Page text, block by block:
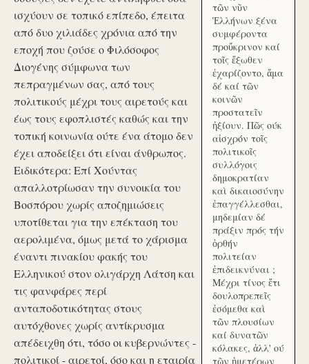
ισχύουν σε τοπικό επίπεδο, έπειτα
από δυο χιλιάδες χρόνια από την
εποχή που ζούσε ο Φιλόσοφος
Διογένης σύμφωνα των
πεπραγμένων σας, από τους
πολιτικούς μέχρι τους αιρετούς και
έως τους εφοπλιστές καθώς και την
τοπική κοινωνία ούτε ένα άτομο δεν
έχει αποδείξει ότι είναι άνθρωπος.
Ειδικότερα: Επί Χούντας
απαλλοτρίωσαν την συνοικία του
Βοσπόρου χωρίς αποζημιώσεις
υποτίθεται για την επέκταση του
αερολιμένα, όμως μετά το χάρισμα
έναντι πινακίου φακής του
Ελληνικού στον ολιγάρχη Λάτση και
τις φανφάρες περί
ανταποδοτικότητας στους
αυτόχθονες χωρίς αντίκρυσμα
απέδειχθη ότι, τόσο οι κυβερνώντες -
πολιτικοί - αιρετοί, όσο και η εταιρία
τῶν νῦν
Ἑλλήνων ξένα
συμφέροντα
προὔκρινον καί
τοῖς ἔξωθεν
ἐχαρίζοντο, ἅμα
δέ καί τῶν
κοινῶν
προστατεῖν
ἠξίουν. Πῶς ούκ
αἰσχρόν τοῖς
πολιτικοῖς
συλλόγοις
δημοκρατίαν
καὶ δικαιοσύνην
ἐπαγγέλλεσθαι,
μηδεμίαν δέ
πράξιν πρός τήν
ὀρθήν
πολιτείαν
ἐπιδεικνύναι ;
Μέχρι τίνος ἔτι
δουλοπρεπεῖς
ἐσόμεθα καὶ
τῶν πλουσίων
καί δυνατῶν
κόλακες, ἀλλ' ού
τῶν ἡμετέρων